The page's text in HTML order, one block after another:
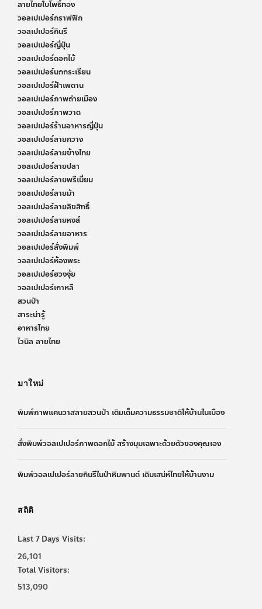
ลายไทยใบโพธิ์ทอง
วอลเปเปอร์กราฟฟิก
วอลเปเปอร์กินรี
วอลเปเปอร์ญี่ปุ่น
วอลเปเปอร์ดอกไม้
วอลเปเปอร์นกกระเรียน
วอลเปเปอร์ฝ้าเพดาน
วอลเปเปอร์ภาพถ่ายเมือง
วอลเปเปอร์ภาพวาด
วอลเปเปอร์ร้านอาหารญี่ปุ่น
วอลเปเปอร์ลายกวาง
วอลเปเปอร์ลายข้างไทย
วอลเปเปอร์ลายปลา
วอลเปเปอร์ลายพรีเมี่ยม
วอลเปเปอร์ลายม้า
วอลเปเปอร์ลายลิขสิทธิ์
วอลเปเปอร์ลายหงส์
วอลเปเปอร์ลายอาหาร
วอลเปเปอร์สั่งพิมพ์
วอลเปเปอร์ห้องพระ
วอลเปเปอร์ฮวงจุ้ย
วอลเปเปอร์เกาหลี
สวนป่า
สาระน่ารู้
อาหารไทย
ไวนิล ลายไทย
มาใหม่
พิมพ์ภาพแคนวาสลายสวนป่า เติมเต็มความธรรมชาติให้บ้านในเมือง
สั่งพิมพ์วอลเปเปอร์ภาพดอกไม้ สร้างมุมเฉพาะด้วยตัวของคุณเอง
พิมพ์วอลเปเปอร์ลายกินรีในป่าหิมพานต์ เติมเสน่ห์ไทยให้บ้านงาม
สถิติ
Last 7 Days Visits:
26,101
Total Visitors:
513,090